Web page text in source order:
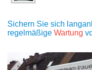
Sichern Sie sich
regelmäßige Wartung